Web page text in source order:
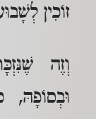
זוֹכִין
וְזֶה
וּבְסוֹפָהּ,